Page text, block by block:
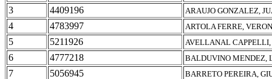
3 4409196 ARAUJO GONZALEZ,
4 4783997 ARTOLA FERRE,
5 5211926 AVELLANAL CAPPELLI,
6 4777218 BALDUVINO MENDEZ,
7 5056945 BARRETO PEREIRA,